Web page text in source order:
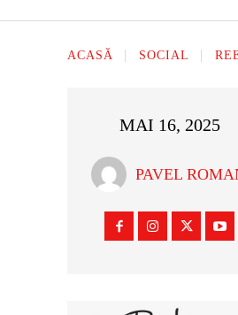
ACASĂ SOCIAL
MAI 16, 2025
PAVEL